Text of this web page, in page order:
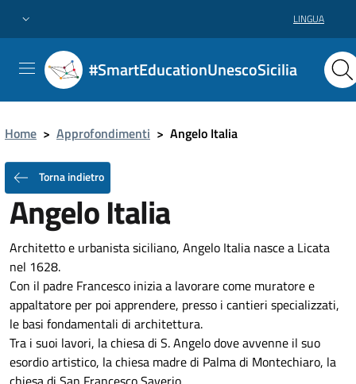
LINGUA
#SmartEducationUnescoSicilia
Home > Approfondimenti > Angelo Italia
Torna indietro
Angelo Italia
Architetto e urbanista siciliano, Angelo Italia nasce a Licata
nel 1628.
Con il padre Francesco inizia a lavorare come muratore e
appaltatore per poi apprendere, presso i cantieri specializzati,
le basi fondamentali di architettura.
Tra i suoi lavori, la chiesa di S. Angelo dove avvenne il suo
esordio artistico, la chiesa madre di Palma di Montechiaro, la